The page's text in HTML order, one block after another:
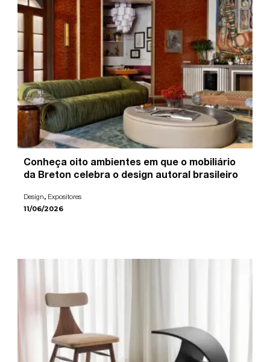
Conheça oito ambientes em que o mobiliário
da Breton celebra o design autoral brasileiro
Design, Expositores
11/06/2026